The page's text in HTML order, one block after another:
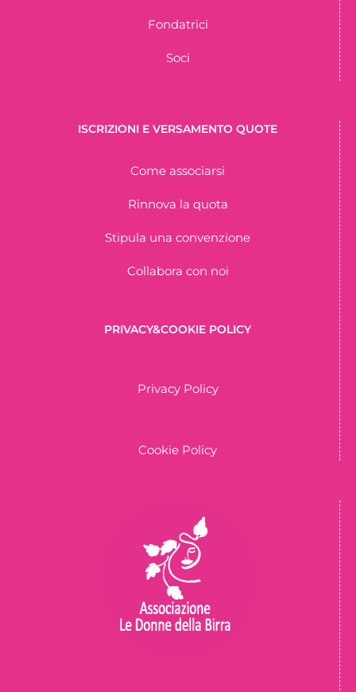
Fondatrici
Soci
ISCRIZIONI E VERSAMENTO QUOTE
Come associarsi
Rinnova la quota
Stipula una convenzione
Collabora con noi
PRIVACY&COOKIE POLICY
Privacy Policy
Cookie Policy